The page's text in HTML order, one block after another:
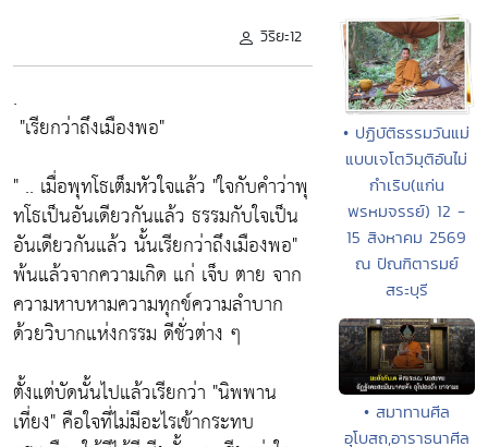
วิริยะ12
.
"เรียกว่าถึงเมืองพอ"
" .. เมื่อพุทโธเต็มหัวใจแล้ว "ใจกับคำว่าพุ
ทโธเป็นอันเดียวกันแล้ว ธรรมกับใจเป็น
อันเดียวกันแล้ว นั้นเรียกว่าถึงเมืองพอ"
พ้นแล้วจากความเกิด แก่ เจ็บ ตาย จาก
ความหาบหามความทุกข์ความลำบาก
ด้วยวิบากแห่งกรรม ดีชั่วต่าง ๆ
ตั้งแต่บัดนั้นไปแล้วเรียกว่า "นิพพาน
เที่ยง"คือใจที่ไม่มีอะไรเข้ากระทบ
• ปฏิบัติธรรมวันแม่
แบบเจโตวิมุติอันไม่
กำเริบ(แก่น
พรหมจรรย์) 12 -
15 สิงหาคม 2569
ณ ปัณฑิตารมย์
สระบุรี
• สมาทานศีล
อุโบสถ,อาราธนาศีล